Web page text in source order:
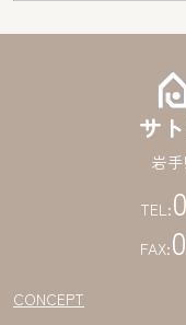
サ
岩手
TEL:
FAX:
CONCEPT